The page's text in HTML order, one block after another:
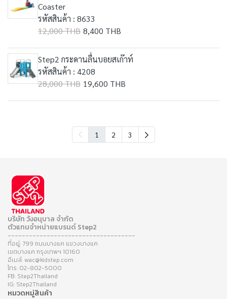
Coaster
รหัสสินค้า : 8633
12,000 THB 8,400 THB
Step2 กระดานลื่นบอยสเก๊าท์
รหัสสินค้า : 4208
28,000 THB 19,600 THB
1 2 3
บริษัท วังอนุบาล จำกัด
ตัวแทนจำหน่ายแบรนด์ Step2
------------------------------------
ที่อยู่: 799 ถนนบางแค แขวงบางแค
เขตบางแค กรุงเทพฯ 10160
อีเมล์: wac@kidstep.com
โทร: 02-802-5000
FB: Step2Thailand
IG: Step2Thailand
หมวดหมู่สินค้า